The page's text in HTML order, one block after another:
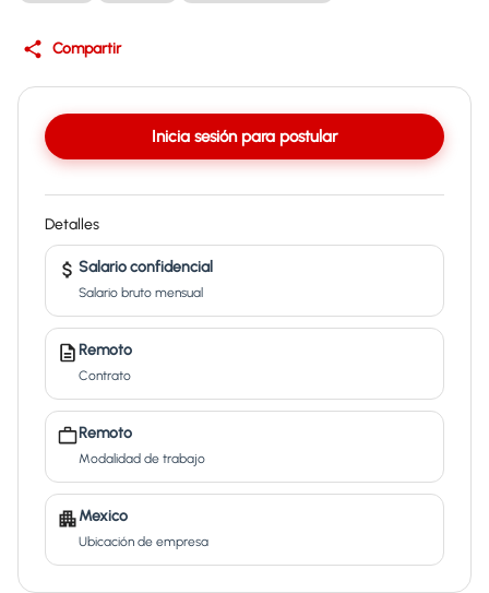
Compartir
Inicia sesión para postular
Detalles
Salario confidencial
Salario bruto mensual
Remoto
Contrato
Remoto
Modalidad de trabajo
Mexico
Ubicación de empresa